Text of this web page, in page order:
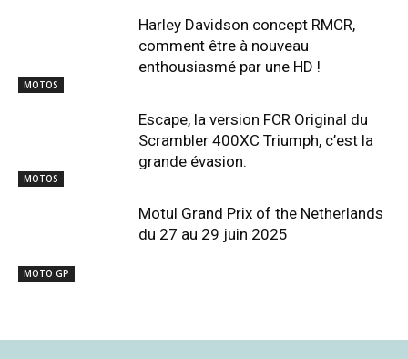
MOTOS
Harley Davidson concept RMCR,
comment être à nouveau
enthousiasmé par une HD !
MOTOS
Escape, la version FCR Original du
Scrambler 400XC Triumph, c’est la
grande évasion.
MOTO GP
Motul Grand Prix of the Netherlands
du 27 au 29 juin 2025